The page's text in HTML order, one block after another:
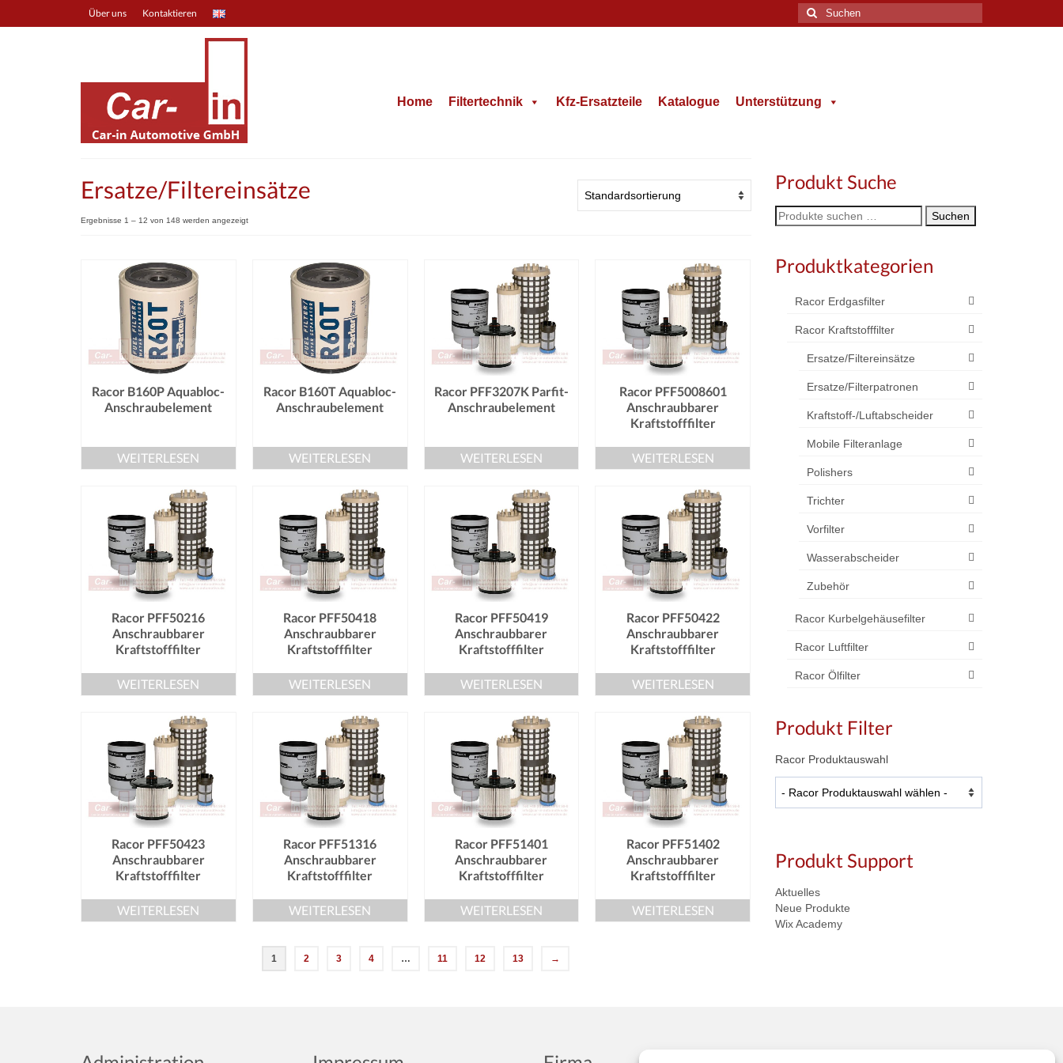
Über uns Kontaktieren
Suche
nach:
Home Filtertechnik Kfz-Ersatzteile Katalogue Unterstützung
Ersatze/Filtereinsätze
Ergebnisse 1 – 12 von 148 werden angezeigt
Racor B160P Aquabloc-
Anschraubelement
WEITERLESEN
Racor B160T Aquabloc-
Anschraubelement
WEITERLESEN
Racor PFF3207K Parfit-
Anschraubelement
WEITERLESEN
Racor PFF5008601
Anschraubbarer
Kraftstofffilter
WEITERLESEN
Racor PFF50216
Anschraubbarer
Kraftstofffilter
WEITERLESEN
Racor PFF50418
Anschraubbarer
Kraftstofffilter
WEITERLESEN
Racor PFF50419
Anschraubbarer
Kraftstofffilter
WEITERLESEN
Racor PFF50422
Anschraubbarer
Kraftstofffilter
WEITERLESEN
Racor PFF50423
Anschraubbarer
Kraftstofffilter
WEITERLESEN
Racor PFF51316
Anschraubbarer
Kraftstofffilter
WEITERLESEN
Racor PFF51401
Anschraubbarer
Kraftstofffilter
WEITERLESEN
Racor PFF51402
Anschraubbarer
Kraftstofffilter
WEITERLESEN
1 2 3 4 … 11 12 13 →
Produkt Suche
Suche
nach:
Suchen
Produktkategorien
Racor Erdgasfilter
Racor Kraftstofffilter
Ersatze/Filtereinsätze
Ersatze/Filterpatronen
Kraftstoff-/Luftabscheider
Mobile Filteranlage
Polishers
Trichter
Vorfilter
Wasserabscheider
Zubehör
Racor Kurbelgehäusefilter
Racor Luftfilter
Racor Ölfilter
Produkt Filter
Racor Produktauswahl
Produkt Support
Aktuelles
Neue Produkte
Wix Academy